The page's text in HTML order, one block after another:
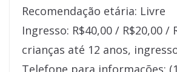
Recomendação etária: Livre
Ingresso: R$40,00 / R$20,00 /
crianças até 12 anos,